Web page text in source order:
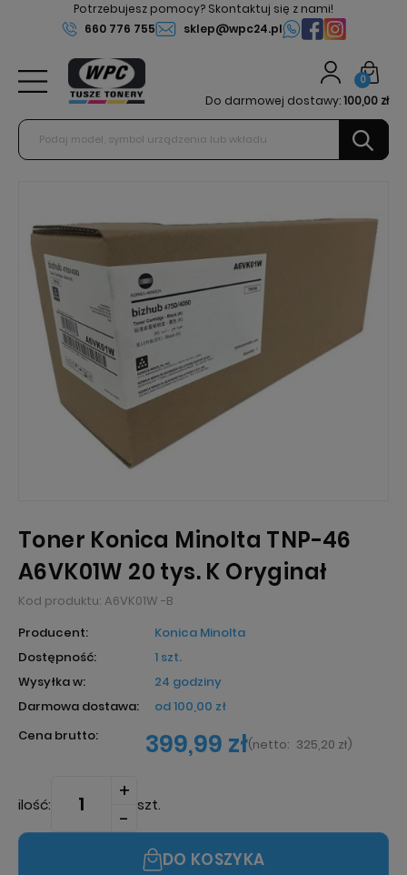
Potrzebujesz pomocy? Skontaktuj się z nami!
660 776 755
sklep@wpc24.pl
0
Do darmowej dostawy:100,00 zł
Toner Konica Minolta TNP-46
A6VK01W 20 tys. K Oryginał
Kod produktu: A6VK01W -B
Producent:
Konica Minolta
Dostępność:
1 szt.
Wysyłka w:
24 godziny
Darmowa dostawa:
od 100,00 zł
Cena brutto:
399,99 zł(netto: 325,20 zł)
ilość: szt.
DO KOSZYKA